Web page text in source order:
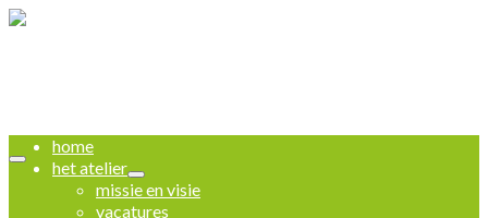
home
het atelier
missie en visie
vacatures